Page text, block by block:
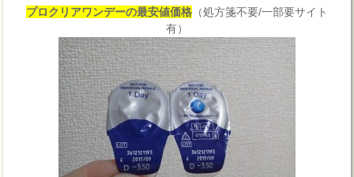
プロクリアワンデーの最安値価格（処方箋不要/一部要サイト
有）